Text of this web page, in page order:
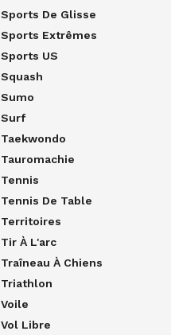
Sports De Glisse
Sports Extrêmes
Sports US
Squash
Sumo
Surf
Taekwondo
Tauromachie
Tennis
Tennis De Table
Territoires
Tir À L'arc
Traîneau À Chiens
Triathlon
Voile
Vol Libre